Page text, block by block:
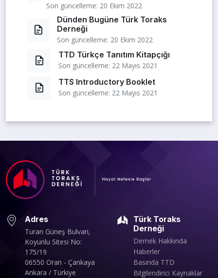
Son güncelleme: 20 Ekim 2022
Dünden Bugüne Türk Toraks
Derneği
Son güncelleme: 20 Ekim 2022
TTD Türkçe Tanıtım Kitapçığı
Son güncelleme: 22 Mayıs 2021
TTS Introductory Booklet
Son güncelleme: 22 Mayıs 2021
Adres
Turan Güneş Bulvarı,
Koyunlu Sitesi No:
175/19
06550 Oran - Çankaya
Ankara / Türkiye
Türk Toraks
Derneği
Dernek Hakkında
Haberler
Basında TTD
Bilgilendirici Kaynaklar